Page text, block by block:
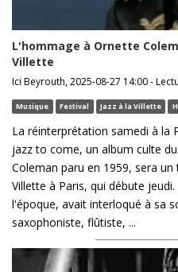
L'hommage à Ornette
Villette
Ici Beyrouth, 2025-08-27 14:00 -
Musique Festival Jazz à la Villette
La réinterprétation samedi à la
jazz to come, un album culte
Coleman paru en 1959, sera
Villette à Paris, qui débute
l'époque, avait interloqué à sa
saxophoniste, flûtiste, ...